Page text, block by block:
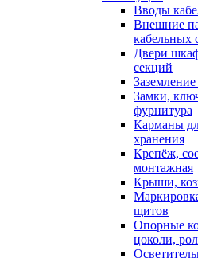
Вводы
Внешние
кабельных
Двери
секций
Замки,
фурнитура
Карманы
хранения
Крепёж,
монтажная
Крыши,
щитов
Опорные
цоколи,